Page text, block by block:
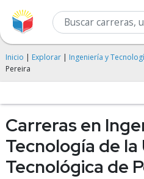
Inicio | Explorar | Ingeniería y
Pereira
Carreras en
Tecnología de
Tecnológica de